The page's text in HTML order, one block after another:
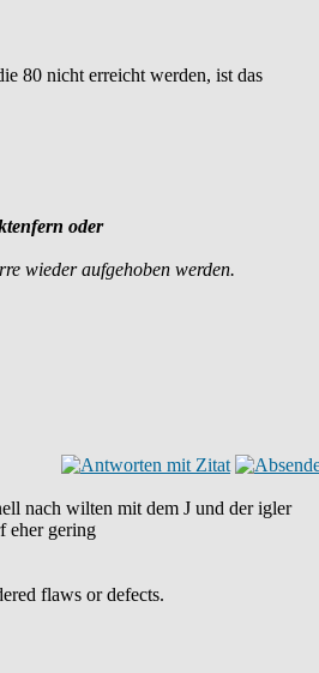
80 nicht erreicht werden, ist das
oder
wieder aufgehoben werden.
nach wilten mit dem J und der igler
eher gering
flaws or defects.